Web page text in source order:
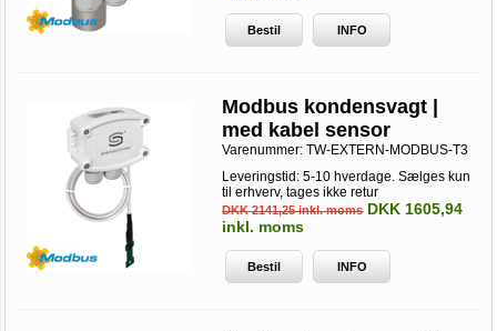
Bestil INFO
Modbus kondensvagt |
med kabel sensor
Varenummer:TW-EXTERN-MODBUS-T3
Leveringstid: 5-10 hverdage. Sælges kun
til erhverv, tages ikke retur
DKK 2141,25 inkl. moms DKK 1605,94
inkl. moms
Bestil INFO